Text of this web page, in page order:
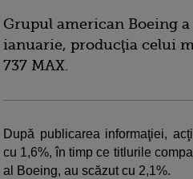
Grupul american Boeing
ianuarie, producţia celui
737 MAX.
După publicarea informaţiei,
cu 1,6%, în timp ce titlurile
al Boeing, au scăzut cu 2,1%.